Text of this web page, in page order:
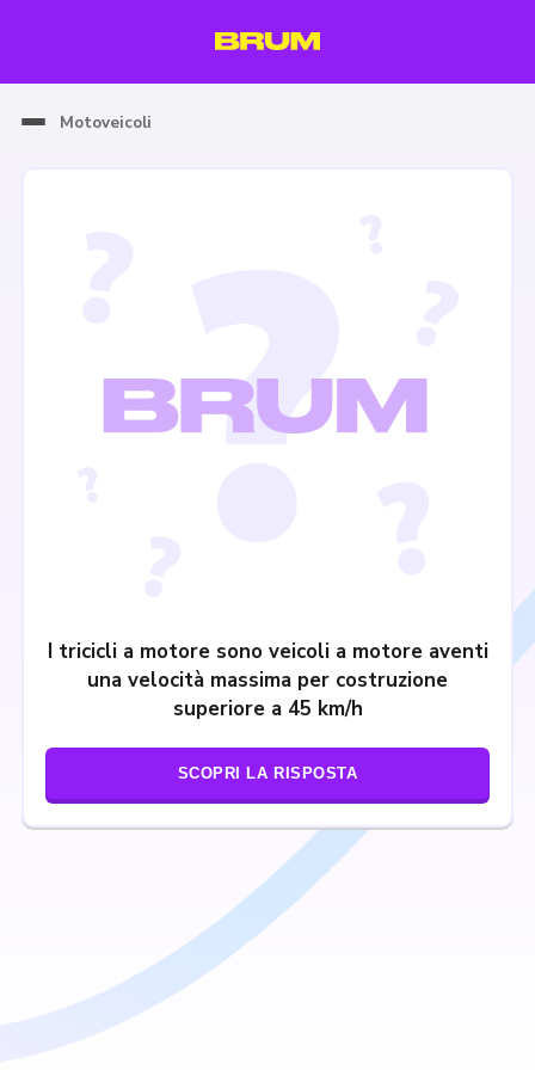
Motoveicoli
I tricicli a motore sono veicoli a motore aventi
una velocità massima per costruzione
superiore a 45 km/h
SCOPRI LA RISPOSTA